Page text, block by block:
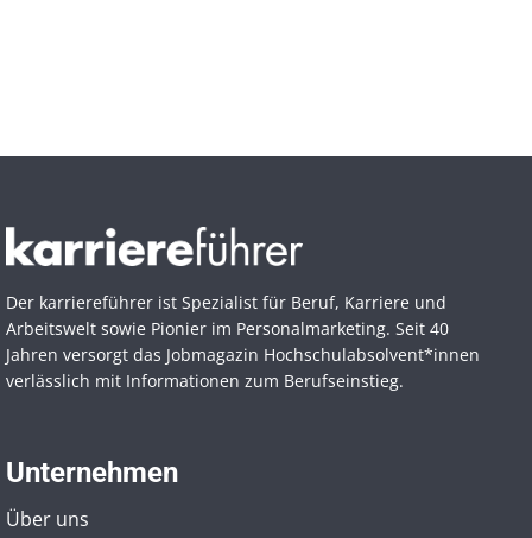
Der karriereführer ist Spezialist für Beruf, Karriere und
Arbeitswelt sowie Pionier im Personal­marketing. Seit 40
Jahren versorgt das Jobmagazin Hochschul­absolvent*innen
verlässlich mit Informationen zum Berufseinstieg.
Unternehmen
Über uns